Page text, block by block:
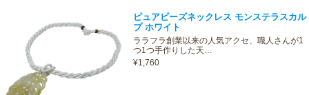
ピュアビーズネックレス モンステラスカル
プ ホワイト
ララフラ創業以来の人気アクセ、職人さんが1
つ1つ手作りした天…
¥1,760